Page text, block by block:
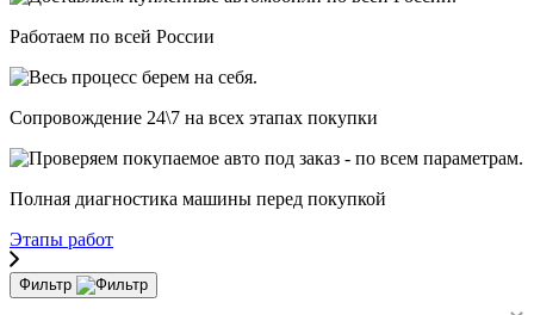
Работаем по всей России
Сопровождение 24\7 на всех этапах покупки
Полная диагностика машины перед покупкой
Этапы работ
Фильтр